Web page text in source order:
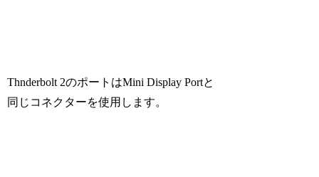
Thnderbolt 2のポートはMini Display Portと
同じコネクターを使用します。